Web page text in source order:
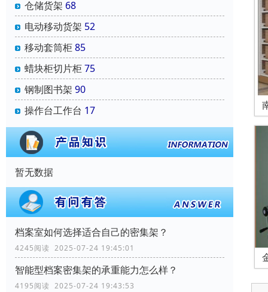
仓储货架 68
电动移动货架 52
移动套筒柜85
蜡块柜切片柜75
钢制图书架 90
操作台工作台 17
暂无数据
档案室如何选择适合自己的密集架？
4245阅读 2025-07-24 19:45:01
智能型档案密集架的承重能力怎么样？
4195阅读 2025-07-24 19:43:53